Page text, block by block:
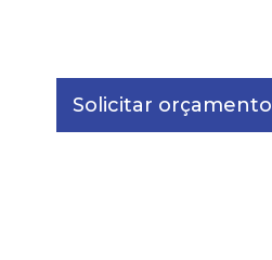
Solicitar orçamento